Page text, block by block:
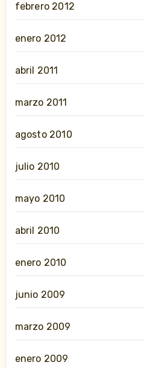
febrero 2012
enero 2012
abril 2011
marzo 2011
agosto 2010
julio 2010
mayo 2010
abril 2010
enero 2010
junio 2009
marzo 2009
enero 2009